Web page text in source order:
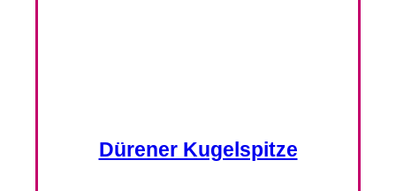
Dürener Kugelspitze